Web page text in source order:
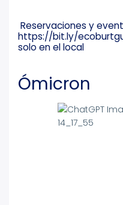
Reservaciones y
https://bit.ly/
solo en el local
Ómicron